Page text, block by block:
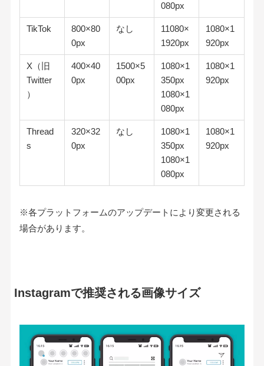
080px
TikTok
800×80
0px
なし
11080×
1920px
1080×1
920px
X（旧
Twitter
）
400×40
0px
1500×5
00px
1080×1
350px
1080×1
080px
1080×1
920px
Thread
s
320×32
0px
なし
1080×1
350px
1080×1
080px
1080×1
920px
※各プラットフォームのアップデートにより変更される
場合があります。
Instagramで推奨される画像サイズ